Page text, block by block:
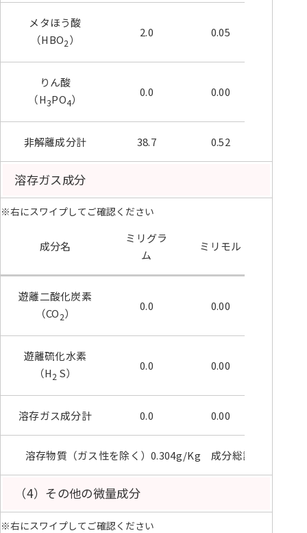
メタほう酸
（HBO2）
2.0 0.05
りん酸
（H3PO4）
0.0 0.00
非解離成分計 38.7 0.52
溶存ガス成分
※右にスワイプしてご確認ください
成分名
ミリグラ
ム
ミリモル
遊離二酸化炭素
（CO2）
0.0 0.00
遊離硫化水素
（H2 S）
0.0 0.00
溶存ガス成分計 0.0 0.00
溶存物質（ガス性を除く）0.304g/Kg 成分総計 0.304g/Kg
（4）その他の微量成分
※右にスワイプしてご確認ください